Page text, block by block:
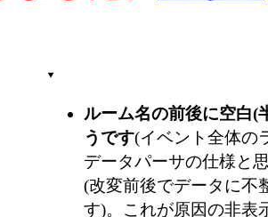
ルーム名の前後に空白(
うです(イベント全体の
データパーサの仕様と
(改変前後でデータに不
す)。これが原因の非表